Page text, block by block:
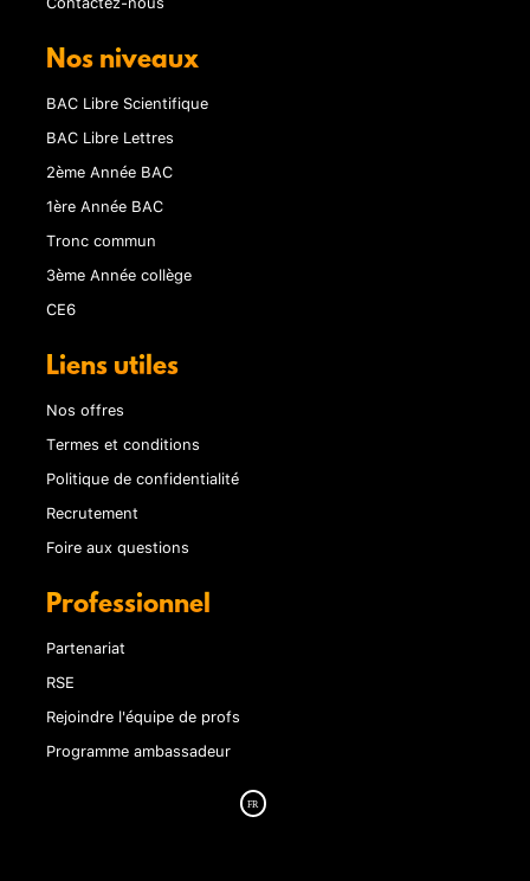
Nos niveaux
BAC Libre Scientifique
BAC Libre Lettres
2ème Année BAC
1ère Année BAC
Tronc commun
3ème Année collège
CE6
Liens utiles
Nos offres
Termes et conditions
Politique de confidentialité
Recrutement
Foire aux questions
Professionnel
Partenariat
RSE
Rejoindre l'équipe de profs
Programme ambassadeur